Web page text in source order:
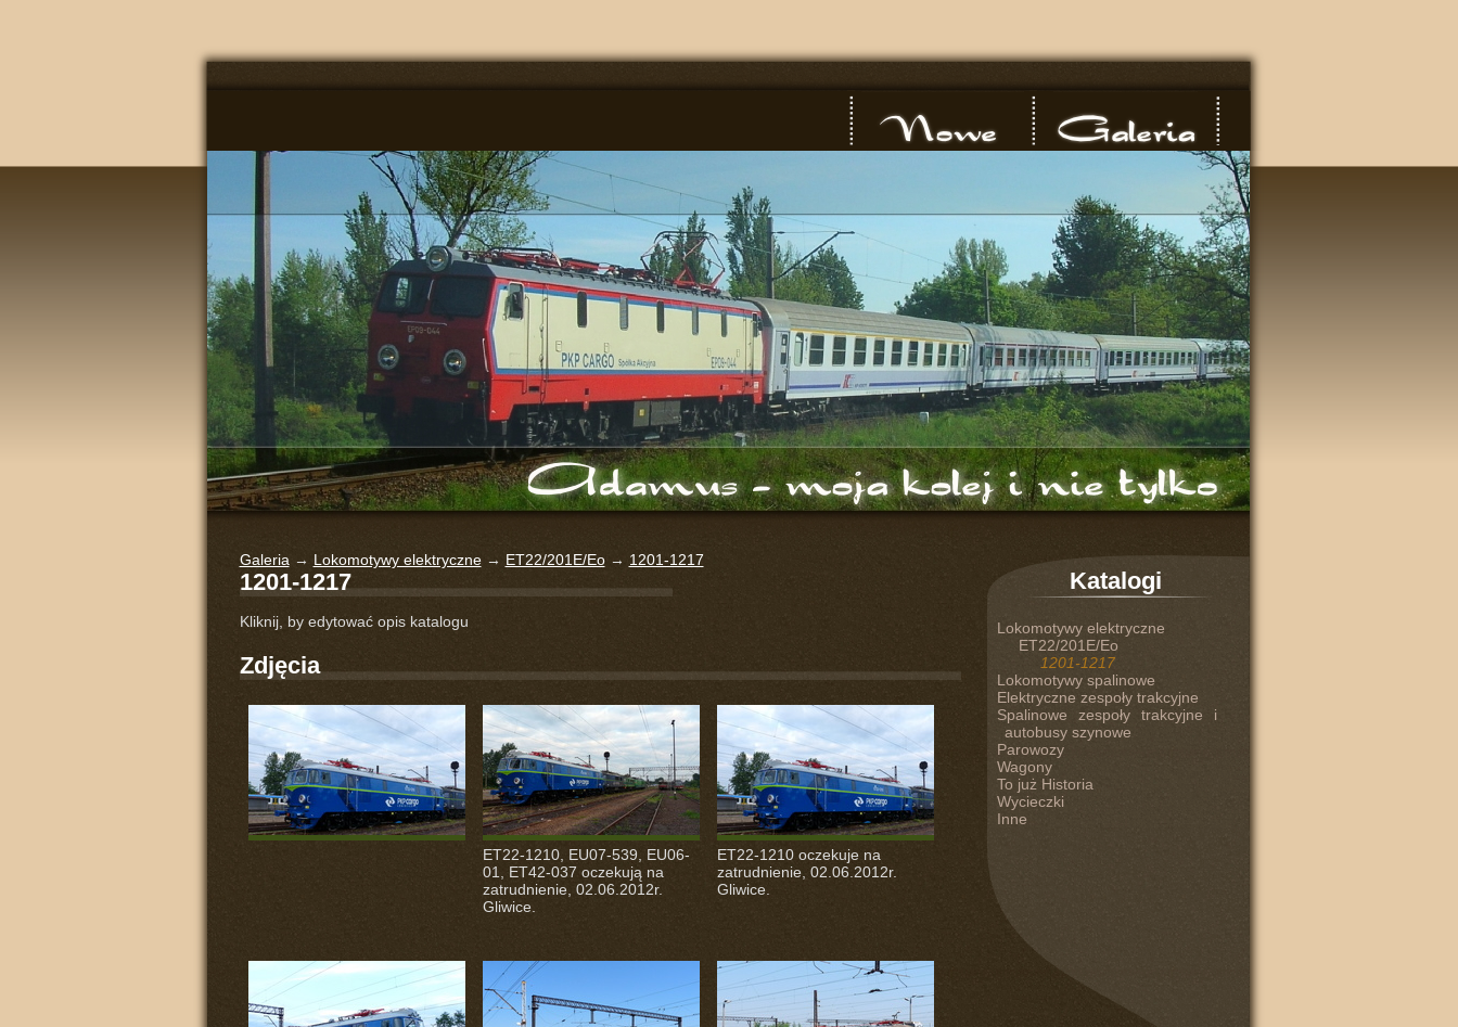
Galeria → Lokomotywy elektryczne→ ET22/201E/Eo→ 1201-1217
1201-1217
Kliknij, by edytować opis katalogu
Zdjęcia
ET22-1210, EU07-539, EU06-
01, ET42-037 oczekują na
zatrudnienie, 02.06.2012r.
Gliwice.
ET22-1210 oczekuje na
zatrudnienie, 02.06.2012r.
Gliwice.
Katalogi
Lokomotywy elektryczne
ET22/201E/Eo
1201-1217
Lokomotywy spalinowe
Elektryczne zespoły trakcyjne
Spalinowe zespoły trakcyjne i
autobusy szynowe
Parowozy
Wagony
To już Historia
Wycieczki
Inne